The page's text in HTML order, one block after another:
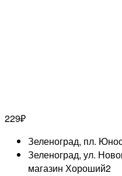
229₽
Зеленоград, пл.
Зеленоград, ул.
магазин Хороший2